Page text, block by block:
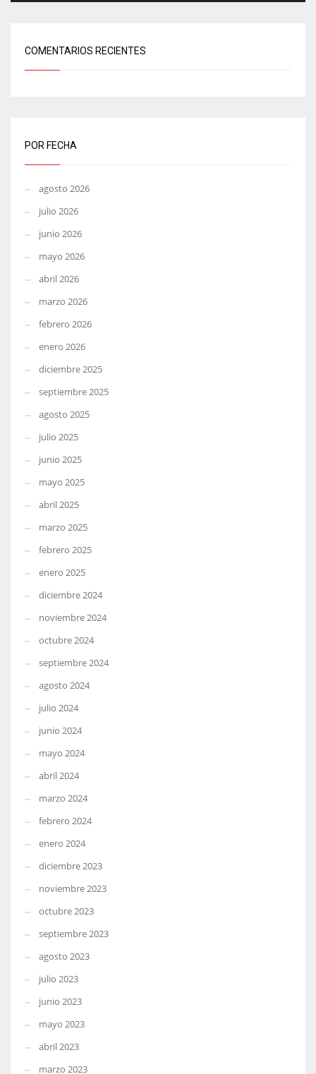
COMENTARIOS RECIENTES
POR FECHA
agosto 2026
julio 2026
junio 2026
mayo 2026
abril 2026
marzo 2026
febrero 2026
enero 2026
diciembre 2025
septiembre 2025
agosto 2025
julio 2025
junio 2025
mayo 2025
abril 2025
marzo 2025
febrero 2025
enero 2025
diciembre 2024
noviembre 2024
octubre 2024
septiembre 2024
agosto 2024
julio 2024
junio 2024
mayo 2024
abril 2024
marzo 2024
febrero 2024
enero 2024
diciembre 2023
noviembre 2023
octubre 2023
septiembre 2023
agosto 2023
julio 2023
junio 2023
mayo 2023
abril 2023
marzo 2023